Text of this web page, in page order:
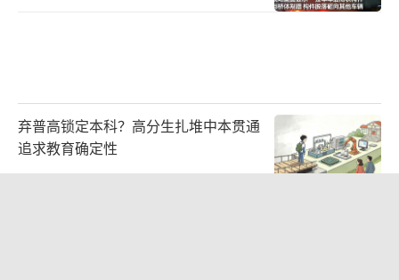
弃普高锁定本科？高分生扎堆中本贯通
追求教育确定性
2026-08-03 16:57:02